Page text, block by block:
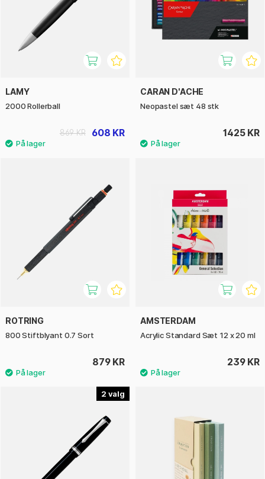
LAMY
2000 Rollerball
608 KR
869 KR
CARAN D'ACHE
Neopastel sæt 48 stk
1425 KR
ROTRING
800 Stiftblyant 0.7 Sort
879 KR
AMSTERDAM
Acrylic Standard Sæt 12 x 20 ml
239 KR
2